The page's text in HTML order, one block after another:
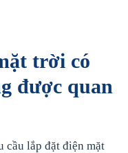
trời có
được quan
cầu lắp đặt điện mặt